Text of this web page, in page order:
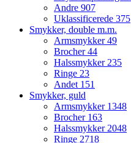
Andre 907
Uklassificerede 375
Smykker, double m.m.
Armsmykker49
Brocher44
Halssmykker 235
Ringe 23
Andet 151
Smykker, guld
Armsmykker 1348
Brocher 163
Halssmykker 2048
Ringe 2718